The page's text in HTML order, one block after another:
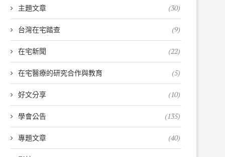
主題文章 (30)
台灣在宅踏查 (9)
在宅新聞 (22)
在宅醫療的研究合作與教育 (5)
好文分享 (10)
學會公告 (135)
專題文章 (40)